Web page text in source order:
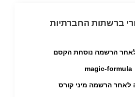
ברשתות החברתיות
הרשמה נוסחת הקסם
magic-formula
לאחר הרשמה מיני קורס